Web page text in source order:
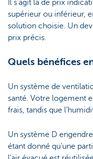
Il s'agit là de prix
supérieur ou inférieur,
solution choisie. Un
prix précis.
Quels bénéfices
Un système de
santé. Votre logement
frais, tandis que
Un système D
étant donné qu'une